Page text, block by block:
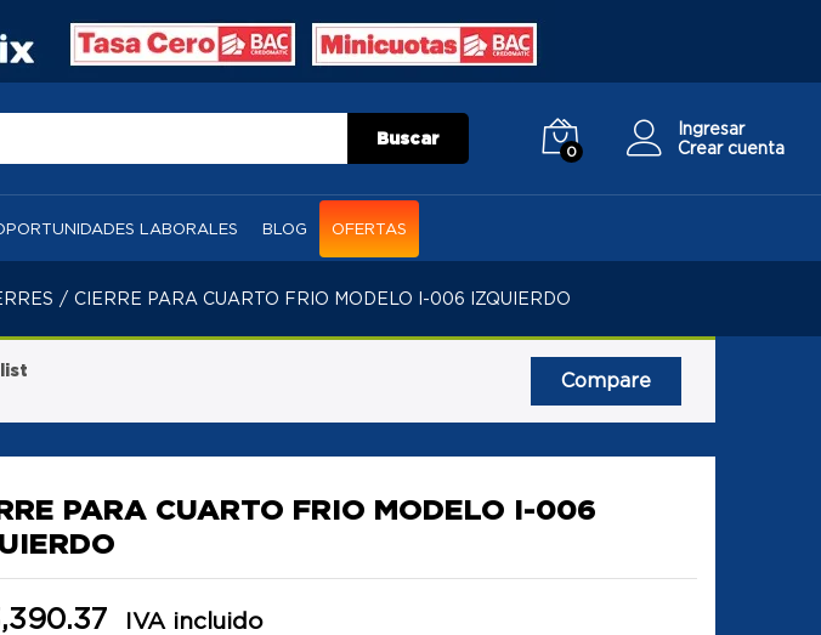
Buscar
0
Ingresar
Crear cuenta
LABORALES BLOG OFERTAS
/ CIERRE PARA CUARTO FRIO MODELO I-006 IZQUIERDO
Compare
PARA CUARTO FRIO MODELO I-006
IVA incluido